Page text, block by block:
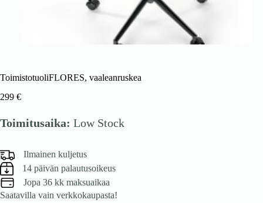
ToimistotuoliFLORES, vaaleanruskea
299 €
Toimitusaika: Low Stock
Ilmainen kuljetus
14 päivän palautusoikeus
Jopa 36 kk maksuaikaa
Saatavilla vain verkkokaupasta!